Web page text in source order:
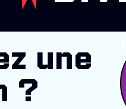
une
?